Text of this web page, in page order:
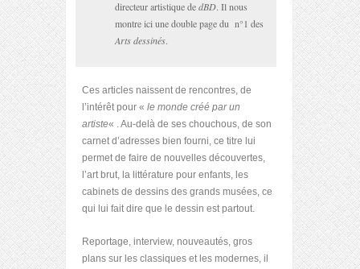
directeur artistique dedBD. Il nous
montre ici une double page du n°1 des
Arts dessinés.
Ces articles naissent de rencontres, de
l’intérêt pour « le monde créé par un
artiste« . Au-delà de ses chouchous, de son
carnet d’adresses bien fourni, ce titre lui
permet de faire de nouvelles découvertes,
l’art brut, la littérature pour enfants, les
cabinets de dessins des grands musées, ce
qui lui fait dire que le dessin est partout.
Reportage, interview, nouveautés, gros
plans sur les classiques et les modernes, il